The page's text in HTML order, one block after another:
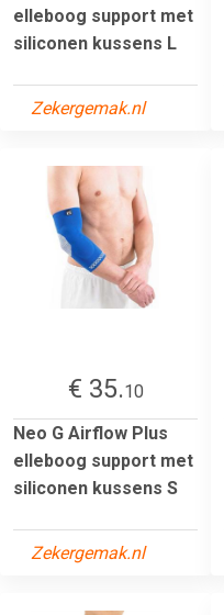
elleboog support met
siliconen kussens L
Zekergemak.nl
€ 35.10
Neo G Airflow Plus
elleboog support met
siliconen kussens S
Zekergemak.nl